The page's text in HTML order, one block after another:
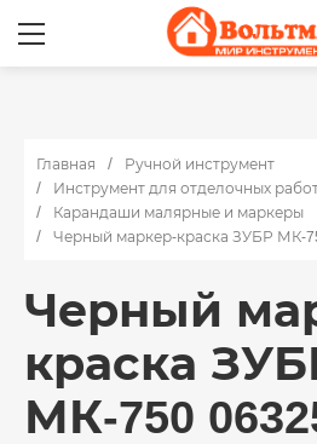
Главная
Ручной инструмент
Инструмент для отделочных
Карандаши малярные и маркеры
Черный маркер-краска ЗУБР МК-
Черный
краска
МК-750